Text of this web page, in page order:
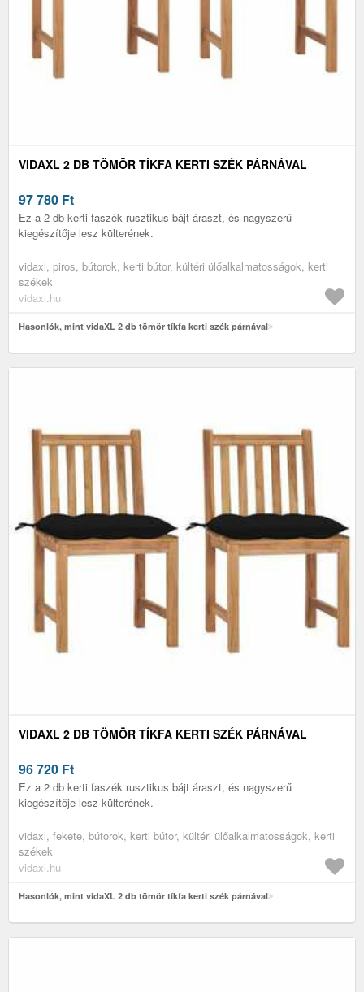
VIDAXL 2 DB TÖMÖR TÍKFA KERTI SZÉK PÁRNÁVAL
97 780 Ft
Ez a 2 db kerti faszék rusztikus bájt áraszt, és nagyszerű
kiegészítője lesz külterének.
vidaxl, piros, bútorok, kerti bútor, kültéri ülőalkalmatosságok, kerti
székek
vidaxl.hu
Hasonlók, mint vidaXL 2 db tömör tíkfa kerti szék párnával
VIDAXL 2 DB TÖMÖR TÍKFA KERTI SZÉK PÁRNÁVAL
96 720 Ft
Ez a 2 db kerti faszék rusztikus bájt áraszt, és nagyszerű
kiegészítője lesz külterének.
vidaxl, fekete, bútorok, kerti bútor, kültéri ülőalkalmatosságok, kerti
székek
vidaxl.hu
Hasonlók, mint vidaXL 2 db tömör tíkfa kerti szék párnával